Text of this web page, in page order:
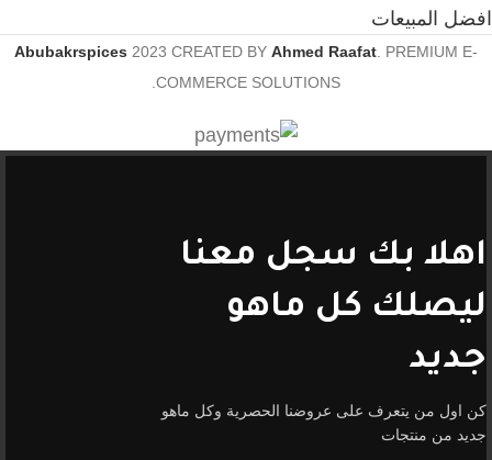
افضل المبيعات
Abubakrspices 2023 CREATED BY Ahmed Raafat . PREMIUM E-
COMMERCE SOLUTIONS.
اهلا بك سجل معنا
ليصلك كل ماهو
جديد
كن اول من يتعرف على عروضنا الحصرية وكل ماهو
جديد من منتجات